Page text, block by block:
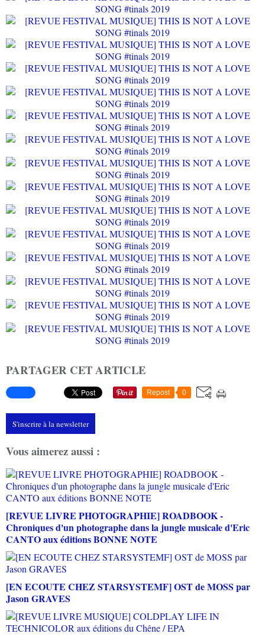
PARTAGER CET ARTICLE
Repost 0
S'inscrire à la newsletter
Vous aimerez aussi :
[REVUE LIVRE PHOTOGRAPHIE] ROADBOOK -
Chroniques d'un photographe dans la jungle musicale d'Eric
CANTO aux éditions BONNE NOTE
[EN ECOUTE CHEZ STARSYSTEMF] OST de MOSS par
Jason GRAVES